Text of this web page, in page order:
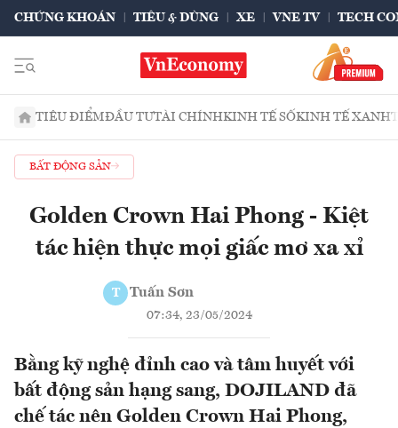
CHỨNG KHOÁN TIÊU & DÙNG XE VNE TV TECH
TIÊU ĐIỂMĐẦU TƯTÀI CHÍNHKINH TẾ SỐKINH TẾ XANH
BẤT ĐỘNG SẢN
Golden Crown Hai Phong - Kiệt
tác hiện thực mọi giấc mơ xa xỉ
T Tuấn Sơn
07:34, 23/05/2024
Bằng kỹ nghệ đỉnh cao và tâm huyết với
bất động sản hạng sang, DOJILAND đã
chế tác nên Golden Crown Hai Phong,